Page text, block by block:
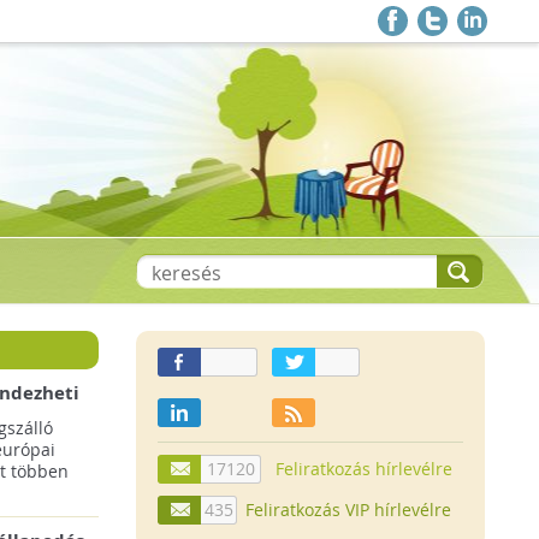
többen
17120
Feliratkozás hírlevélre
435
Feliratkozás VIP hírlevélre